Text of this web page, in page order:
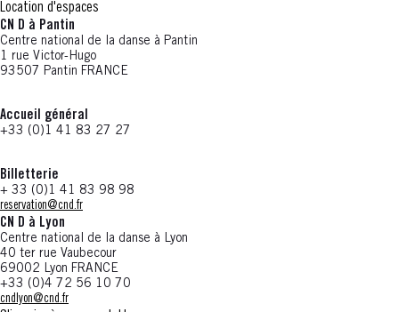
Location d'espaces
CN D à Pantin
Centre national de la danse à Pantin
1 rue Victor-Hugo
93507 Pantin FRANCE
Accueil général
+33 (0)1 41 83 27 27
Billetterie
+ 33 (0)1 41 83 98 98
reservation@cnd.fr
CN D à Lyon
Centre national de la danse à Lyon
40 ter rue Vaubecour
69002 Lyon FRANCE
+33 (0)4 72 56 10 70
cndlyon@cnd.fr